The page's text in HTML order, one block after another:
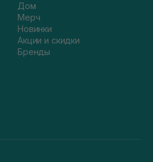
Дом
Мерч
Новинки
Акции и скидки
Бренды